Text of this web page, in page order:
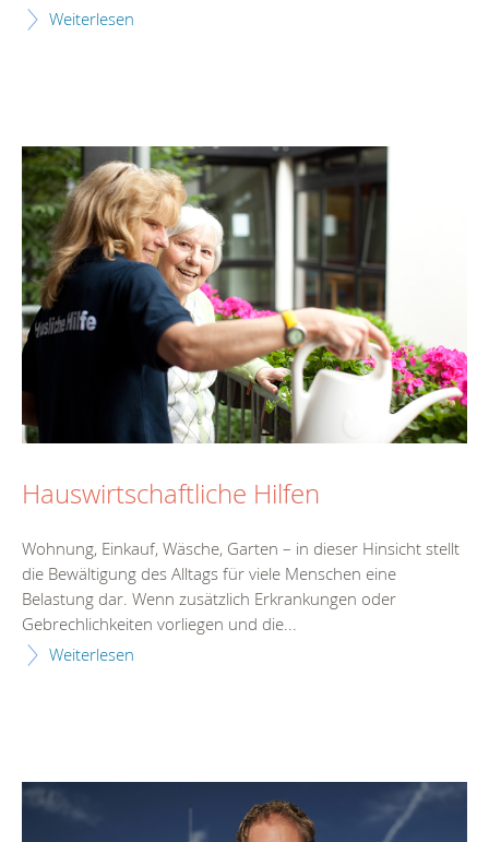
Weiterlesen
Hauswirtschaftliche Hilfen
Wohnung, Einkauf, Wäsche, Garten – in dieser Hinsicht stellt
die Bewältigung des Alltags für viele Menschen eine
Belastung dar. Wenn zusätzlich Erkrankungen oder
Gebrechlichkeiten vorliegen und die...
Weiterlesen